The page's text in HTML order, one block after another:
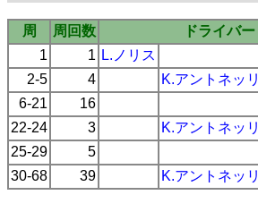
周 周回数
ドライバー
1
1 L.ノリス
2-5
4
K.アントネッリ
6-21
16
22-24
3
K.アントネッリ
25-29
5
30-68
39 K.アントネッリ